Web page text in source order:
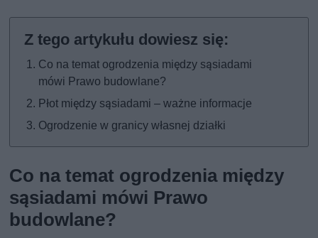
Co na temat ogrodzenia między sąsiadami
mówi Prawo budowlane?
Płot między sąsiadami – ważne informacje
Ogrodzenie w granicy własnej działki
Co na temat ogrodzenia między
sąsiadami mówi Prawo
budowlane?